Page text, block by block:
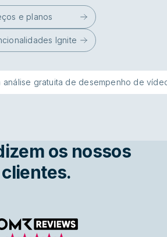
e planos
Ignite
análise gratuita de desempenho de
os nossos
clientes.
OMR Reviews